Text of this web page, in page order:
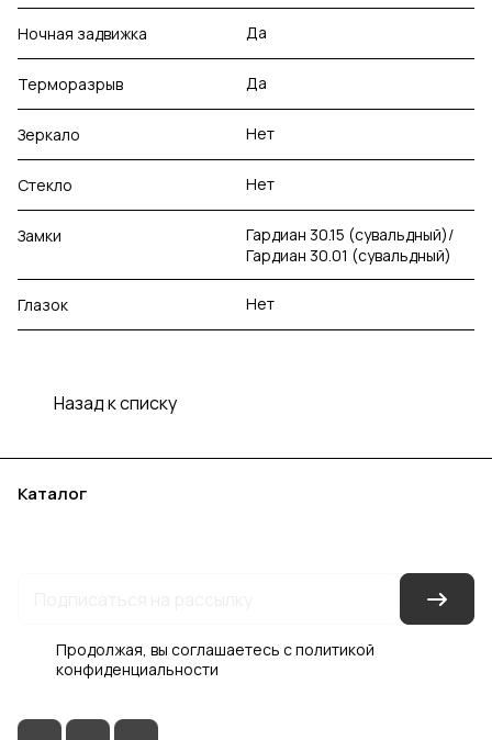
Ночная задвижка Да
Терморазрыв Да
Зеркало Нет
Стекло Нет
Замки
Гардиан 30.15 (сувальдный)/
Гардиан 30.01 (сувальдный)
Глазок Нет
Назад к списку
Каталог
Продолжая, вы соглашаетесь сполитикой
конфиденциальности